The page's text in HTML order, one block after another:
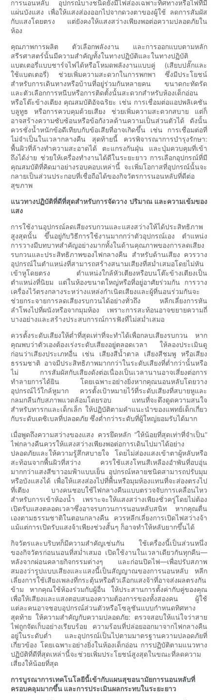
การนอนหลับ อุปกรณ์บางชนิดยังมีไฟส่องเฉพาะทิศทางหรือไฟที่มี
แผ่นบังแสง เพื่อให้แสงส่องออกไปจากดวงตาของผู้ใช้ ลดการสัมผัส
กับแสงโดยตรง แต่ยังคงให้แสงสว่างเพียงพอต่อความปลอดภัยใน
ห้อง
คุณภาพการผลิต ตัวเลือกพลังงาน และการออกแบบตามหลัก
สรีรศาสตร์นั้นมีความสำคัญทั้งในทางปฏิบัติและในทางปฏิบัติ
แบตเตอรี่แบบชาร์จไฟได้หรือโหมดพลังงานแบบคู่ (เสียบปลั๊กและ
ใช้แบตเตอรี่) ช่วยเพิ่มความสะดวกในการพกพา ซึ่งมีประโยชน์
สำหรับการเดินทางหรือบ้านที่อยู่ร่วมกันหลายคน ขนาดกะทัดรัด
และตัวเลือกการหนีบหรือการติดตั้งนั้นสะดวกสำหรับห้องเด็กอ่อน
หรือโต๊ะข้างเตียง คุณสมบัติอัจฉริยะ เช่น การเชื่อมต่อแอปพลิเคชัน
บลูทูธ หรือการควบคุมด้วยเสียง ช่วยเพิ่มความสะดวกสบาย แต่ก็
อาจสร้างความซับซ้อนหรือข้อกังวลด้านความเป็นส่วนตัวได้ ดังนั้น
ควรชั่งน้ำหนักข้อดีเทียบกับข้อเสียที่อาจเกิดขึ้น เช่น การเชื่อมต่อที่
ไม่จำเป็นในเวลากลางคืน สุดท้ายนี้ ควรพิจารณาการบำรุงรักษา:
พื้นผิวที่ล้างทำความสะอาดได้ ตะแกรงกันฝุ่น และปุ่มควบคุมที่เข้า
ถึงได้ง่าย ช่วยให้เครื่องทำงานได้ดีในระยะยาว การเลือกอุปกรณ์ที่มี
คุณสมบัติที่คิดมาอย่างรอบคอบเหล่านี้ จะเพิ่มโอกาสที่อุปกรณ์นั้นจะ
กลายเป็นส่วนประกอบที่เชื่อถือได้ของกิจวัตรการนอนหลับที่ดีต่อ
สุขภาพ
แนวทางปฏิบัติที่ดีที่สุดสำหรับการจัดวาง ปริมาณ และความเข้มของ
แสง
การใช้งานอุปกรณ์ลดเสียงรบกวนและแสงสว่างให้ได้ประสิทธิภาพ
สูงสุดนั้น ขึ้นอยู่กับวิธีการใช้งานมากกว่าตัวอุปกรณ์เอง ตำแหน่ง
การวางมีบทบาทสำคัญอย่างมากทั้งในด้านคุณภาพของการลดเสียง
รบกวนและประสิทธิภาพของไฟกลางคืน สำหรับด้านเสียง ควรวาง
อุปกรณ์ในตำแหน่งที่สามารถสร้างสนามเสียงที่สม่ำเสมอโดยไม่หัน
เข้าหูโดยตรง ตำแหน่งใกล้หัวเตียงหรือบนโต๊ะข้างเตียงเป็น
ตำแหน่งที่นิยม แต่ในห้องขนาดใหญ่หรือที่อยู่อาศัยร่วมกัน การวาง
เครื่องไว้ตรงกลางระหว่างแหล่งกำเนิดเสียงและผู้ที่นอนร่วมกันจะ
ช่วยกระจายการลดเสียงรบกวนได้อย่างทั่วถึง หลีกเลี่ยงการหัน
ลำโพงไปที่ผนังหรือจากมุมห้อง เพราะการสะท้อนอาจขยายความถี่
บางอย่างและสร้างประสบการณ์การฟังที่ไม่สม่ำเสมอ
ควรตั้งระดับเสียงให้ต่ำที่สุดเท่าที่จะทำได้เพื่อกลบเสียงรบกวน หาก
คุณพบว่าตัวเองต้องเร่งระดับเสียงอยู่ตลอดเวลา ให้ลองประเมินดู
ก่อนว่าเสียงประเภทอื่น เช่น เสียงสีน้ำตาล เสียงสีชมพู หรือเสียง
ธรรมชาติ อาจมีประสิทธิภาพมากกว่าในระดับเสียงที่ต่ำกว่านั้นหรือ
ไม่ การสัมผัสกับเสียงดังต่อเนื่องเป็นเวลานานอาจเสี่ยงต่อการ
ทำลายการได้ยิน โดยเฉพาะอย่างยิ่งหากคุณนอนหลับโดยวาง
อุปกรณ์ไว้ใกล้หูมาก ควรตั้งเป้าหมายไว้ที่ระดับเสียงที่สบายหูและ
กลมกลืนกับสภาพแวดล้อมโดยรอบ แทนที่จะดึงดูดความสนใจ
สำหรับทารกและเด็กเล็ก ให้ปฏิบัติตามคำแนะนำของแพทย์เด็กเกี่ยว
กับระดับเดซิเบลที่ปลอดภัย ซึ่งต่ำกว่าระดับที่ผู้ใหญ่ยอมรับได้มาก
เมื่อพูดถึงความสว่างของแสง ควรยึดหลัก “ให้น้อยที่สุดเท่าที่จำเป็น”
ไฟกลางคืนควรให้แสงสว่างเพียงพอต่อการเดินไปมาได้อย่าง
ปลอดภัยและให้ความรู้สึกสบายใจ โดยไม่ส่องแสงเข้าตาผู้หลับหรือ
สะท้อนจากพื้นผิวที่สว่าง ควรใช้แสงโทนสีเหลืองอำพันที่อบอุ่น
มากกว่าแสงสีขาวอมฟ้าแบบเย็น อุปกรณ์หลายชนิดสามารถปรับมุม
หรือบังแสงได้ เพื่อให้แสงส่องไปที่พื้นหรือมุมห้องแทนที่จะส่องตรงไป
ที่เตียง บางคนชอบใช้ไฟกลางคืนแบบตรวจจับการเคลื่อนไหว
สำหรับการเข้าห้องน้ำ เพราะจะให้แสงสว่างเพียงชั่วครู่โดยไม่ต้อง
เปิดรับแสงตลอดเวลาซึ่งอาจรบกวนการนอนหลับสนิท หากคุณตื่น
เองตามธรรมชาติในตอนกลางคืน ควรหลีกเลี่ยงการเปิดไฟสว่างจ้า
แม้แต่การเปิดรับแสงจ้าเพียงช่วงสั้นๆ ก็อาจทำให้หลับยากขึ้นได้
กิจวัตรและบริบทก็มีความสำคัญเช่นกัน ใช้เครื่องนี้เป็นส่วนหนึ่ง
ของกิจวัตรก่อนนอนที่สม่ำเสมอ เปิดใช้งานในเวลาเดียวกันทุกคืน—
หลังจากผ่อนคลายกิจกรรมต่างๆ และก่อนปิดไฟ—เพื่อปรับสภาพ
สมองว่ารูปแบบเสียงและแสงนี้เป็นสัญญาณของการนอนหลับ หลีก
เลี่ยงการใช้เสียงเพลงที่กระตุ้นหรือตัวเลือกแสงจ้าที่อาจส่งผลตรงกัน
ข้าม หากคุณใช้ห้องร่วมกับผู้อื่น ให้ประสานการตั้งค่ากับคู่ของคุณ
เพื่อให้เสียงและแสงตอบสนองความต้องการของทั้งสองคน ผู้ใช้
แต่ละคนอาจชอบอุปกรณ์ส่วนตัวหรือโซลูชันแบบกำหนดทิศทาง
สุดท้าย ให้ความสำคัญกับความปลอดภัย: ตรวจสอบให้แน่ใจว่าสาย
ไฟถูกจัดเก็บอย่างเรียบร้อย ความร้อนที่ปล่อยออกมาจากไฟกลางคืน
อยู่ในระดับต่ำ และอุปกรณ์เป็นไปตามมาตรฐานความปลอดภัยที่
เกี่ยวข้อง โดยเฉพาะอย่างยิ่งในห้องเด็กอ่อน การปฏิบัติตามแนวทาง
ปฏิบัติที่ดีที่สุดเหล่านี้จะช่วยเพิ่มประโยชน์สูงสุดในขณะที่ลดความ
เสี่ยงให้น้อยที่สุด
การบูรณาการเทคโนโลยีนี้เข้ากับแผนสุขอนามัยการนอนหลับที่
ครอบคลุมมากขึ้น และการประเมินผลกระทบในระยะยาว